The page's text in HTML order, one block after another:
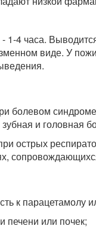
- 1-4 часа.
виде. У
болевом
и головная
острых
к парацетамолу
или почек;